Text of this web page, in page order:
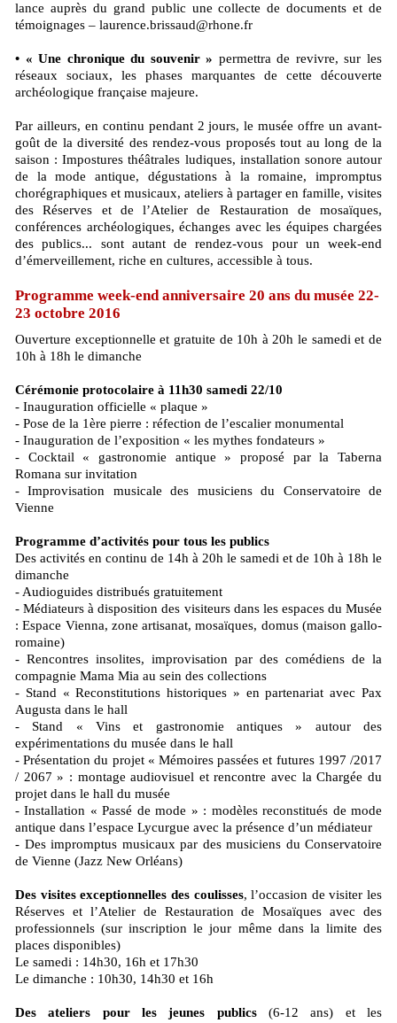
lance auprès du grand public une collecte de documents et de
témoignages – laurence.brissaud@rhone.fr
• « Une chronique du souvenir » permettra de revivre, sur les
réseaux sociaux, les phases marquantes de cette découverte
archéologique française majeure.
Par ailleurs, en continu pendant 2 jours, le musée offre un avant-
goût de la diversité des rendez-vous proposés tout au long de la
saison : Impostures théâtrales ludiques, installation sonore autour
de la mode antique, dégustations à la romaine, impromptus
chorégraphiques et musicaux, ateliers à partager en famille, visites
des Réserves et de l’Atelier de Restauration de mosaïques,
conférences archéologiques, échanges avec les équipes chargées
des publics... sont autant de rendez-vous pour un week-end
d’émerveillement, riche en cultures, accessible à tous.
Programme week-end anniversaire 20 ans du musée 22-
23 octobre 2016
Ouverture exceptionnelle et gratuite de 10h à 20h le samedi et de
10h à 18h le dimanche
Cérémonie protocolaire à 11h30 samedi 22/10
- Inauguration officielle « plaque »
- Pose de la 1ère pierre : réfection de l’escalier monumental
- Inauguration de l’exposition « les mythes fondateurs »
- Cocktail « gastronomie antique » proposé par la Taberna
Romana sur invitation
- Improvisation musicale des musiciens du Conservatoire de
Vienne
Programme d’activités pour tous les publics
Des activités en continu de 14h à 20h le samedi et de 10h à 18h le
dimanche
- Audioguides distribués gratuitement
- Médiateurs à disposition des visiteurs dans les espaces du Musée
: Espace Vienna, zone artisanat, mosaïques, domus (maison gallo-
romaine)
- Rencontres insolites, improvisation par des comédiens de la
compagnie Mama Mia au sein des collections
- Stand « Reconstitutions historiques » en partenariat avec Pax
Augusta dans le hall
- Stand « Vins et gastronomie antiques » autour des
expérimentations du musée dans le hall
- Présentation du projet « Mémoires passées et futures 1997 /2017
/ 2067 » : montage audiovisuel et rencontre avec la Chargée du
projet dans le hall du musée
- Installation « Passé de mode » : modèles reconstitués de mode
antique dans l’espace Lycurgue avec la présence d’un médiateur
- Des impromptus musicaux par des musiciens du Conservatoire
de Vienne (Jazz New Orléans)
Des visites exceptionnelles des coulisses, l’occasion de visiter les
Réserves et l’Atelier de Restauration de Mosaïques avec des
professionnels (sur inscription le jour même dans la limite des
places disponibles)
Le samedi : 14h30, 16h et 17h30
Le dimanche : 10h30, 14h30 et 16h
Des ateliers pour les jeunes publics(6-12 ans) et les